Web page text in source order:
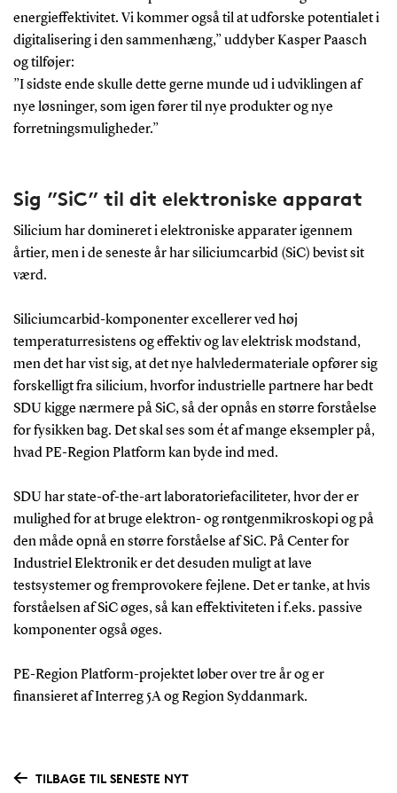
energieffektivitet. Vi kommer også til at udforske potentialet i
digitalisering i den sammenhæng,” uddyber Kasper Paasch
og tilføjer:
”I sidste ende skulle dette gerne munde ud i udviklingen af
nye løsninger, som igen fører til nye produkter og nye
forretningsmuligheder.”
Sig ”SiC” til dit elektroniske apparat
Silicium har domineret i elektroniske apparater igennem
årtier, men i de seneste år har siliciumcarbid (SiC) bevist sit
værd.
Siliciumcarbid-komponenter excellerer ved høj
temperaturresistens og effektiv og lav elektrisk modstand,
men det har vist sig, at det nye halvledermateriale opfører sig
forskelligt fra silicium, hvorfor industrielle partnere har bedt
SDU kigge nærmere på SiC, så der opnås en større forståelse
for fysikken bag. Det skal ses som ét af mange eksempler på,
hvad PE-Region Platform kan byde ind med.
SDU har state-of-the-art laboratoriefaciliteter, hvor der er
mulighed for at bruge elektron- og røntgenmikroskopi og på
den måde opnå en større forståelse af SiC. På Center for
Industriel Elektronik er det desuden muligt at lave
testsystemer og fremprovokere fejlene. Det er tanke, at hvis
forståelsen af SiC øges, så kan effektiviteten i f.eks. passive
komponenter også øges.
PE-Region Platform-projektet løber over tre år og er
finansieret af Interreg 5A og Region Syddanmark.
TILBAGE TIL SENESTE NYT